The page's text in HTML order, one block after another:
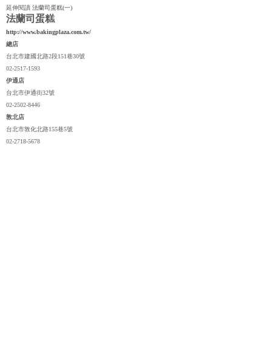
延伸閱讀 法蘭司蛋糕(一)
法蘭司蛋糕
http://www.bakingplaza.com.tw/
總店
台北市建國北路2段151巷30號
02-2517-1593
伊通店
台北市伊通街32號
02-2502-8446
敦北店
台北市敦化北路155巷5號
02-2718-5678